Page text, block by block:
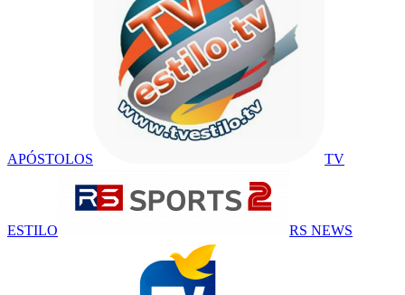
APÓSTOLOS TV
ESTILO RS NEWS